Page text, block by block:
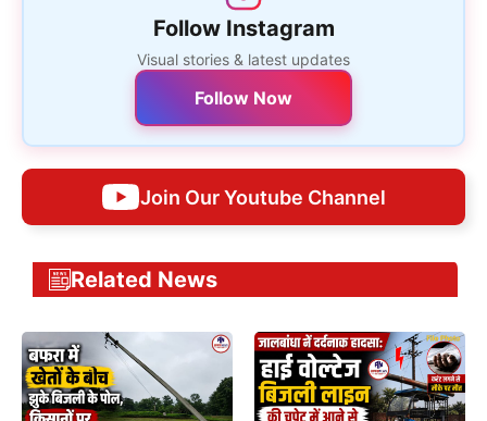
Follow Instagram
Visual stories & latest updates
Follow Now
Join Our Youtube Channel
Related News